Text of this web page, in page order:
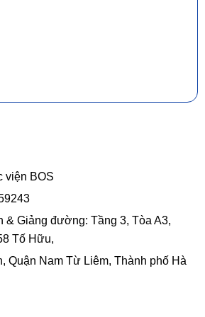
viện BOS
& Giảng đường: Tầng 3, Tòa A3,
Tố Hữu,
Quận Nam Từ Liêm, Thành phố Hà